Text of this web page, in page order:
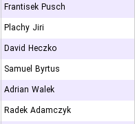
Frantisek Pusch
Plachy Jiri
David Heczko
Samuel Byrtus
Adrian Walek
Radek Adamczyk